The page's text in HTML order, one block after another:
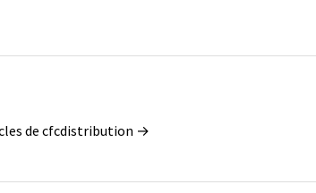
de cfcdistribution →